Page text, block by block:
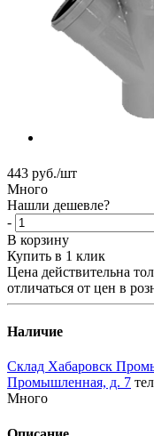
443 руб./шт
Много
Нашли дешевле?
-
В корзину
Купить в 1 клик
Цена действительна
отличаться от цен в
Наличие
Склад Хабаровск
Промышленная, д. 7
Много